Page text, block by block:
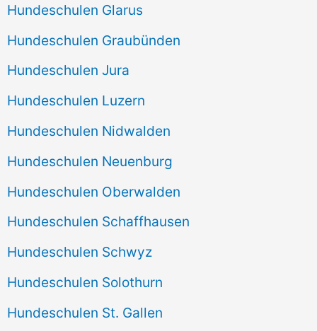
Hundeschulen Glarus
Hundeschulen Graubünden
Hundeschulen Jura
Hundeschulen Luzern
Hundeschulen Nidwalden
Hundeschulen Neuenburg
Hundeschulen Oberwalden
Hundeschulen Schaffhausen
Hundeschulen Schwyz
Hundeschulen Solothurn
Hundeschulen St. Gallen